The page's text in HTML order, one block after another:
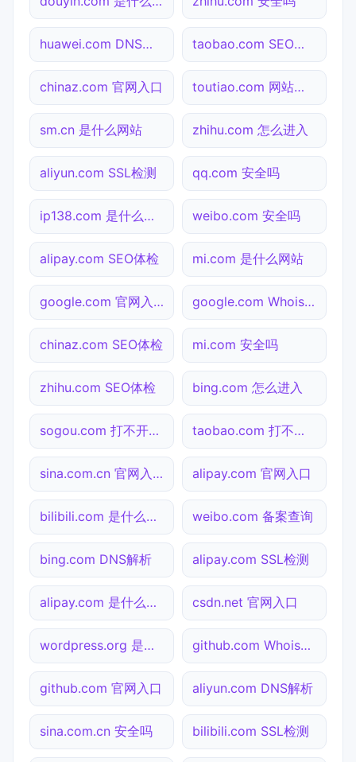
huawei.com DNS解析 taobao.com SEO体检
chinaz.com 官网入口 toutiao.com 网站状态
sm.cn 是什么网站 zhihu.com 怎么进入
aliyun.com SSL检测 qq.com 安全吗
ip138.com 是什么网站 weibo.com 安全吗
alipay.com SEO体检 mi.com 是什么网站
google.com 官网入口 google.com Whois查询
chinaz.com SEO体检 mi.com 安全吗
zhihu.com SEO体检 bing.com 怎么进入
sogou.com 打不开检测 taobao.com 打不开检测
sina.com.cn 官网入口 alipay.com 官网入口
bilibili.com 是什么网站 weibo.com 备案查询
bing.com DNS解析 alipay.com SSL检测
alipay.com 是什么网站 csdn.net 官网入口
wordpress.org 是什么网站 github.com Whois查询
github.com 官网入口 aliyun.com DNS解析
sina.com.cn 安全吗 bilibili.com SSL检测